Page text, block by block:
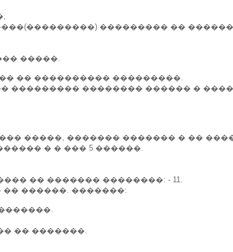
��������� ��
�����.
�� ���������� ���������.
��������� �������� ������ �
�����, ������� ������� � ��
� � ��� 5 ������.
�� ������� ��������: - 11.
������. �������:
�� �������.